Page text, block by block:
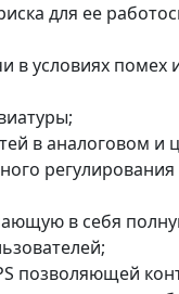
для ее
в условиях помех
в аналоговом и
в себя
позволяющей